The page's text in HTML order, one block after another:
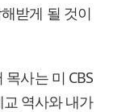
받게 될 것이
사는 미 CBS
교 역사와 내가